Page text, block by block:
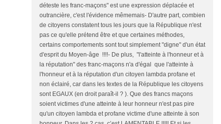
déteste les franc-maçons" est une expression déplacée et
outrancière, c'est l'évidence mêmemais- D'autre part, combien
de citoyens constatent tous les jours que la République n'est
pas ce qu'elle prétend être et que certaines méthodes,
certains comportements sont tout simplement "digne" d'un état
d'esprit du Moyen-âge !!!!- De plus, "l'atteinte à l'honneur et à
la réputation" des franc-maçons n'a d'égal que l'atteinte à
l'honneur et à la réputation d'un citoyen lambda profane et
non éclairé, car dans les textes de la République les citoyens
sont EGAUX (en droit paraît-il ? ). Que des francs maçons
soient victimes d'une atteinte à leur honneur n'est pas pire
qu'un citoyen lambda et profane victime d'une atteinte à son